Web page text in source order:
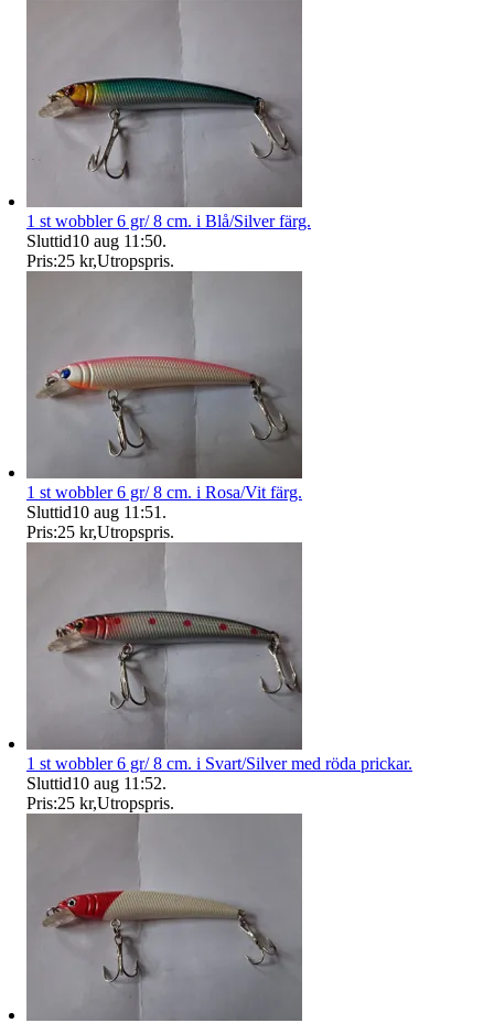
1 st wobbler 6 gr/ 8 cm. i Blå/Silver färg.
Sluttid10 aug 11:50.
Pris:25 kr,Utropspris.
1 st wobbler 6 gr/ 8 cm. i Rosa/Vit färg.
Sluttid10 aug 11:51 .
Pris:25 kr,Utropspris.
1 st wobbler 6 gr/ 8 cm. i Svart/Silver med röda prickar.
Sluttid10 aug 11:52.
Pris:25 kr,Utropspris.